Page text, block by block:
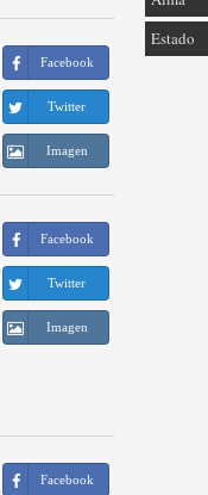
Facebook
Twitter
Imagen
Facebook
Twitter
Imagen
Facebook
Estado